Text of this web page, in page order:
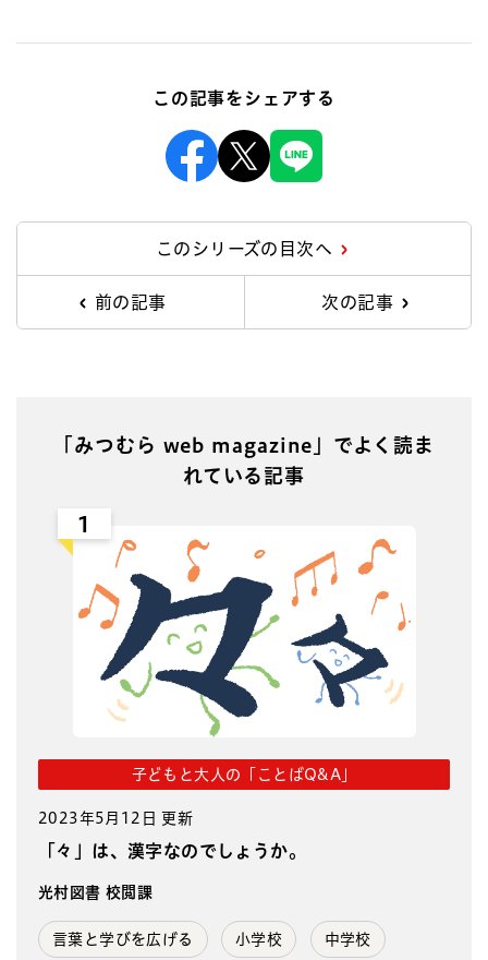
この記事をシェアする
このシリーズの目次へ
前の記事 次の記事
「みつむら web magazine」でよく読ま
れている記事
1
子どもと大人の「ことばQ&A」
2023年5月12日 更新
「々」は、漢字なのでしょうか。
光村図書 校閲課
言葉と学びを広げる 小学校 中学校